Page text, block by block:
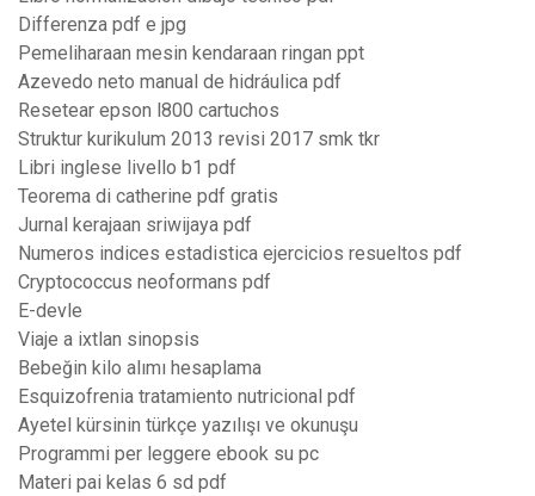
Differenza pdf e jpg
Pemeliharaan mesin kendaraan ringan ppt
Azevedo neto manual de hidráulica pdf
Resetear epson l800 cartuchos
Struktur kurikulum 2013 revisi 2017 smk tkr
Libri inglese livello b1 pdf
Teorema di catherine pdf gratis
Jurnal kerajaan sriwijaya pdf
Numeros indices estadistica ejercicios resueltos pdf
Cryptococcus neoformans pdf
E-devle
Viaje a ixtlan sinopsis
Bebeğin kilo alımı hesaplama
Esquizofrenia tratamiento nutricional pdf
Ayetel kürsinin türkçe yazılışı ve okunuşu
Programmi per leggere ebook su pc
Materi pai kelas 6 sd pdf